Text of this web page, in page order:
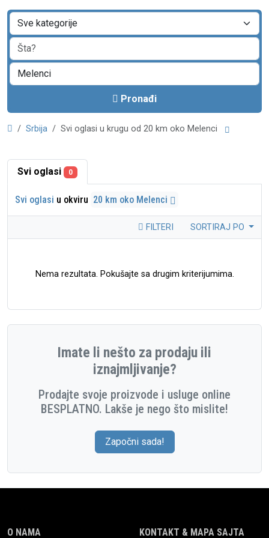
Pronađi
Srbija Svi oglasi u krugu od 20 km oko Melenci
Svi oglasi 0
Svi oglasi u okviru 20 km oko Melenci
FILTERI SORTIRAJ PO
Nema rezultata. Pokušajte sa drugim kriterijumima.
Imate li nešto za prodaju ili
iznajmljivanje?
Prodajte svoje proizvode i usluge online
BESPLATNO. Lakše je nego što mislite!
Započni sada!
O NAMA KONTAKT & MAPA SAJTA